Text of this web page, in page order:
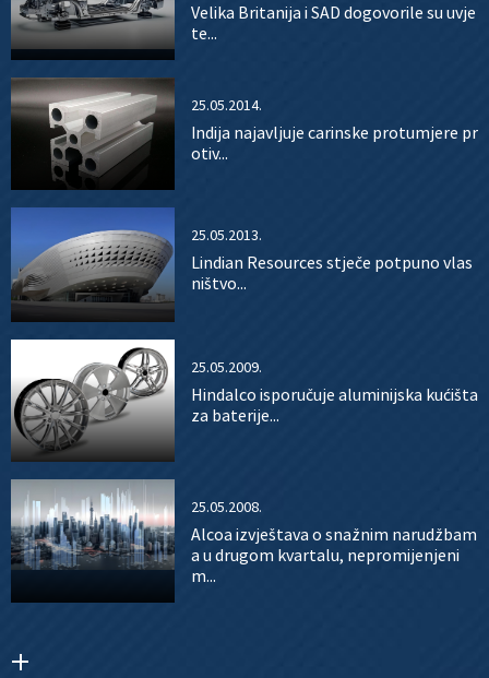
Velika Britanija i SAD dogovorile su uvje
te...
25.05.2014.
Indija najavljuje carinske protumjere pr
otiv...
25.05.2013.
Lindian Resources stječe potpuno vlas
ništvo...
25.05.2009.
Hindalco isporučuje aluminijska kućišta
za baterije...
25.05.2008.
Alcoa izvještava o snažnim narudžbam
a u drugom kvartalu, nepromijenjeni
m...